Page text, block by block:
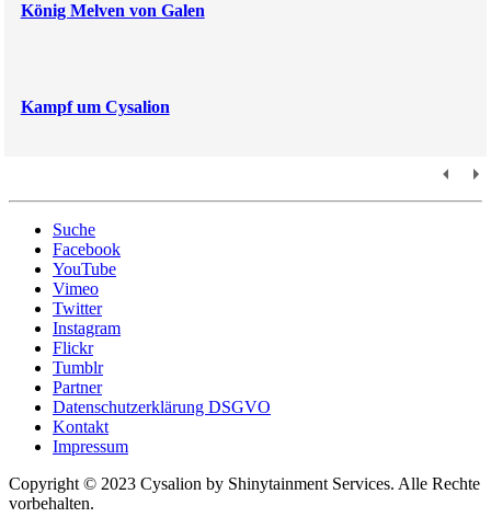
König Melven von Galen
Kampf um Cysalion
Suche
Facebook
YouTube
Vimeo
Twitter
Instagram
Flickr
Tumblr
Partner
Datenschutzerklärung DSGVO
Kontakt
Impressum
Copyright © 2023 Cysalion by Shinytainment Services. Alle Rechte
vorbehalten.